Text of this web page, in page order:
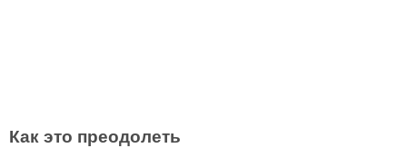
Как это преодолеть